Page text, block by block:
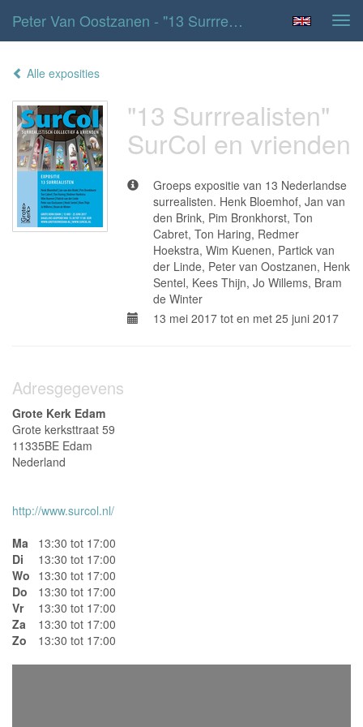
Peter Van Oostzanen - "13 Surrrealisten" SurCol En Vrienden
Alle exposities
"13 Surrrealisten"
SurCol en vrienden
Groeps expositie van 13 Nederlandse
surrealisten. Henk Bloemhof, Jan van
den Brink, Pim Bronkhorst, Ton
Cabret, Ton Haring, Redmer
Hoekstra, Wim Kuenen, Partick van
der Linde, Peter van Oostzanen, Henk
Sentel, Kees Thijn, Jo Willems, Bram
de Winter
13 mei 2017 tot en met 25 juni 2017
Adresgegevens
Grote Kerk Edam
Grote kerksttraat 59
11335BE Edam
Nederland
http://www.surcol.nl/
Ma
13:30 tot 17:00
Di
13:30 tot 17:00
Wo 13:30 tot 17:00
Do
13:30 tot 17:00
Vr
13:30 tot 17:00
Za
13:30 tot 17:00
Zo
13:30 tot 17:00